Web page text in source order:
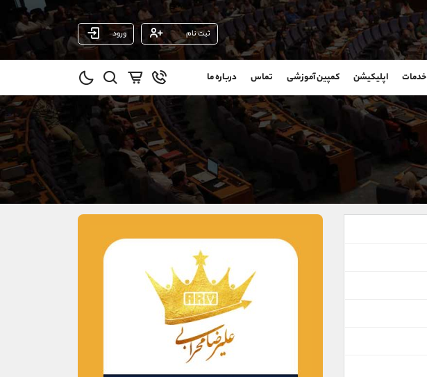
ثبت نام ورود
خدمات اپلیکیشن کمپین آموزشی تماس درباره ما
شروع گفتگو
@Armteam_admin_104
104
(ایمان پوراسماعیلی)
09927779040
واتساپ شروع گفتگو
تلگرام @Armteam_admin_por
021-22021030
90001030
@alirezamehrabi_com
@alirezamehrabi_official